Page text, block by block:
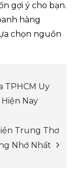
gợi ý cho bạn.
hàng
chọn nguồn
TPHCM Uy
Nay
Trung Thơ
Nhớ Nhất